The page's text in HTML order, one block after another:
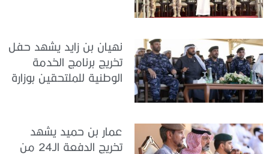
نهيان بن زايد يشهد حفل
تخريج برنامج الخدمة
الوطنية للملتحقين بوزارة
عمار بن حميد يشهد
تخريج الدفعة الـ24 من